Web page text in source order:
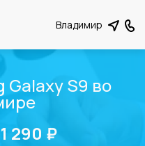
Владимир
Galaxy S9 во
1 290 ₽